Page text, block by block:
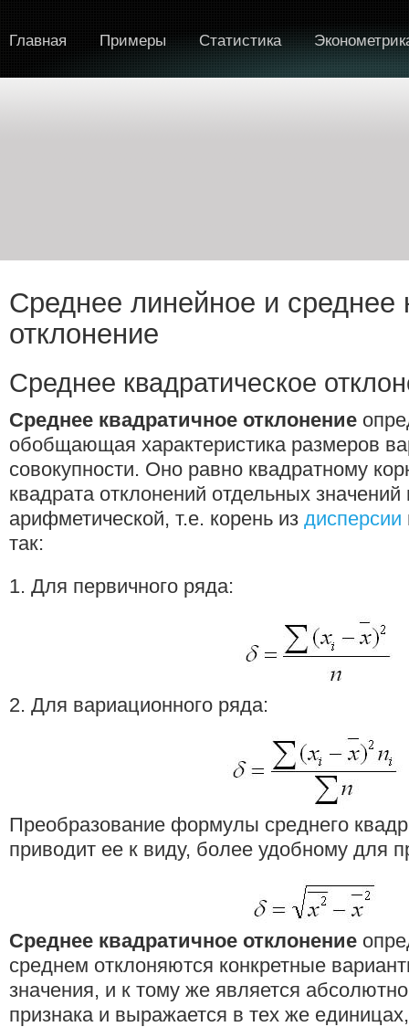
Главная Примеры Статистика
Среднее линейное и среднее
отклонение
Среднее квадратическое
Среднее квадратичное отклонение
обобщающая характеристика размеров
совокупности. Оно равно квадратному
квадрата отклонений отдельных значений
арифметической, т.е. корень из дисперсии
так:
1. Для первичного ряда:
2. Для вариационного ряда:
Преобразование формулы среднего
приводит ее к виду, более удобному для
Среднее квадратичное отклонение
среднем отклоняются конкретные
значения, и к тому же является
признака и выражается в тех же